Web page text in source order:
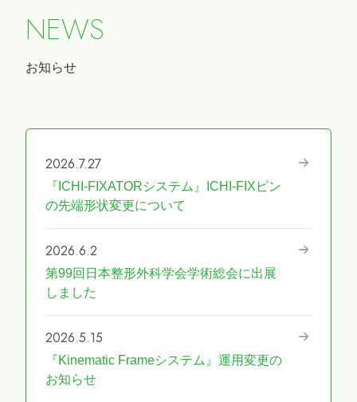
NEWS
お知らせ
2026.7.27
『ICHI-FIXATORシステム』ICHI-FIXピン
の先端形状変更について
2026.6.2
第99回日本整形外科学会学術総会に出展
しました
2026.5.15
『Kinematic Frameシステム』運用変更の
お知らせ